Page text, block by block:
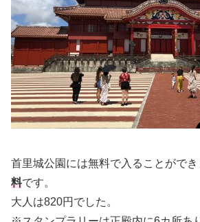
首里城公園には無料で入ることができ
料です。
大人は820円でした。